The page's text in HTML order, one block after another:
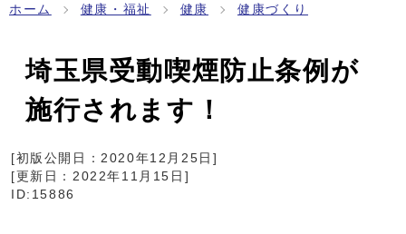
ホーム 健康・福祉 健康 健康づくり
埼玉県受動喫煙防止条例が
施行されます！
[初版公開日：2020年12月25日 ]
[更新日： 2022年11月15日 ]
ID:15886